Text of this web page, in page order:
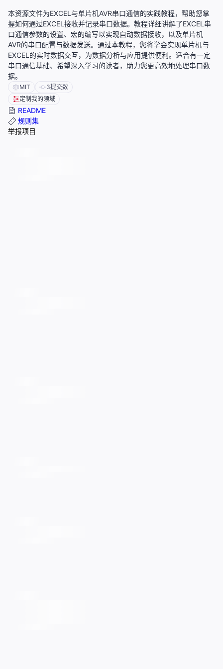
本资源文件为EXCEL与单片机AVR串口通信的实践教程，帮助您掌
握如何通过EXCEL接收并记录串口数据。教程详细讲解了EXCEL串
口通信参数的设置、宏的编写以实现自动数据接收，以及单片机
AVR的串口配置与数据发送。通过本教程，您将学会实现单片机与
EXCEL的实时数据交互，为数据分析与应用提供便利。适合有一定
串口通信基础、希望深入学习的读者，助力您更高效地处理串口数
据。
MIT 3提交数
定制我的领域
README
规则集
举报项目